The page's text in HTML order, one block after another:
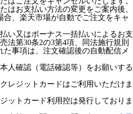
はお支払い方法の変更をご案内後、
合、楽天市場が自動でご注文をキャ
い又はボーナス一括払いによるお支
法第30条2の3第4項、同法施行規則
た事項は、注文確認後の自動配信メ
人確認（電話確認等）をお願いする
レジットカードはご利用いただけま
ットカード利用控は発行しておりま